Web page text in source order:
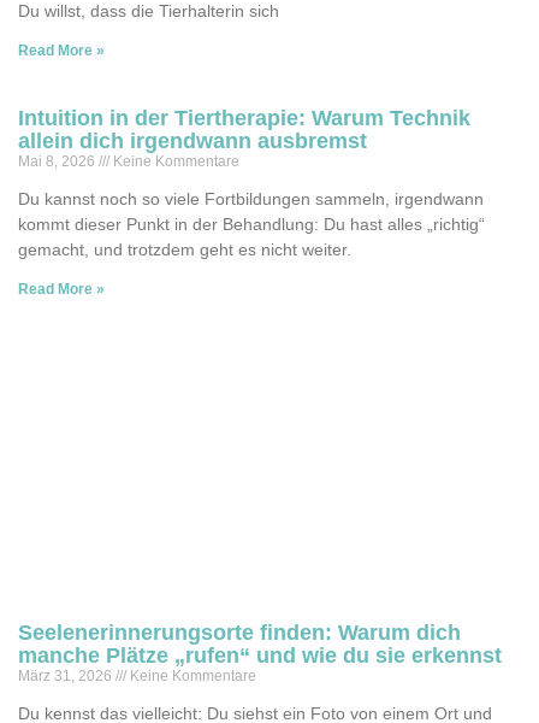
Du willst, dass die Tierhalterin sich
Read More »
Intuition in der Tiertherapie: Warum Technik
allein dich irgendwann ausbremst
Mai 8, 2026 Keine Kommentare
Du kannst noch so viele Fortbildungen sammeln, irgendwann
kommt dieser Punkt in der Behandlung: Du hast alles „richtig“
gemacht, und trotzdem geht es nicht weiter.
Read More »
Seelenerinnerungsorte finden: Warum dich
manche Plätze „rufen“ und wie du sie erkennst
März 31, 2026 Keine Kommentare
Du kennst das vielleicht: Du siehst ein Foto von einem Ort und